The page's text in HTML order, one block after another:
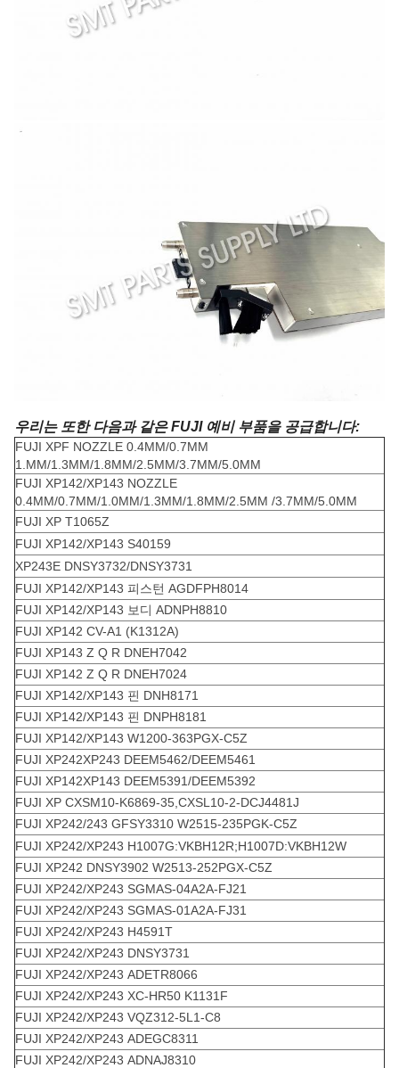
우리는 또한 다음과 같은 FUJI 예비 부품을 공급합니다:
FUJI XPF NOZZLE 0.4MM/0.7MM
1.MM/1.3MM/1.8MM/2.5MM/3.7MM/5.0MM
FUJI XP142/XP143 NOZZLE
0.4MM/0.7MM/1.0MM/1.3MM/1.8MM/2.5MM /3.7MM/5.0MM
FUJI XP T1065Z
FUJI XP142/XP143 S40159
XP243E DNSY3732/DNSY3731
FUJI XP142/XP143 피스턴 AGDFPH8014
FUJI XP142/XP143 보디 ADNPH8810
FUJI XP142 CV-A1 (K1312A)
FUJI XP143 Z Q R DNEH7042
FUJI XP142 Z Q R DNEH7024
FUJI XP142/XP143 핀 DNH8171
FUJI XP142/XP143 핀 DNPH8181
FUJI XP142/XP143 W1200-363PGX-C5Z
FUJI XP242XP243 DEEM5462/DEEM5461
FUJI XP142XP143 DEEM5391/DEEM5392
FUJI XP CXSM10-K6869-35,CXSL10-2-DCJ4481J
FUJI XP242/243 GFSY3310 W2515-235PGK-C5Z
FUJI XP242/XP243 H1007G:VKBH12R;H1007D:VKBH12W
FUJI XP242 DNSY3902 W2513-252PGX-C5Z
FUJI XP242/XP243 SGMAS-04A2A-FJ21
FUJI XP242/XP243 SGMAS-01A2A-FJ31
FUJI XP242/XP243 H4591T
FUJI XP242/XP243 DNSY3731
FUJI XP242/XP243 ADETR8066
FUJI XP242/XP243 XC-HR50 K1131F
FUJI XP242/XP243 VQZ312-5L1-C8
FUJI XP242/XP243 ADEGC8311
FUJI XP242/XP243 ADNAJ8310